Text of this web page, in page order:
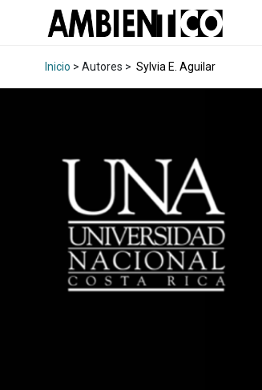
Inicio > Autores > Sylvia E. Aguilar